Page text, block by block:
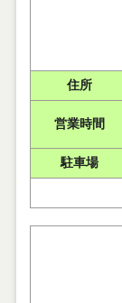
住所
営業時間
駐車場